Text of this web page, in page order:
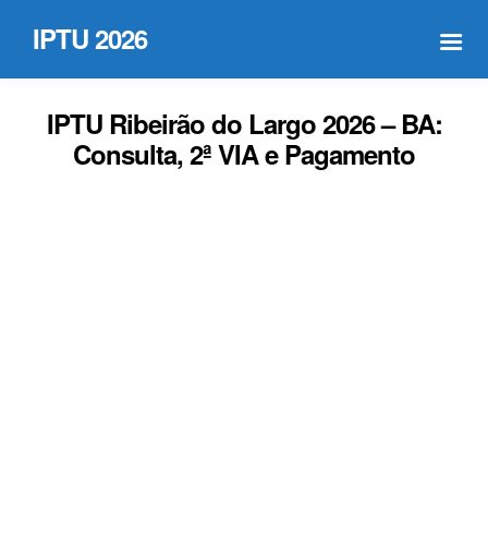
IPTU 2026
IPTU Ribeirão do Largo 2026 – BA:
Consulta, 2ª VIA e Pagamento